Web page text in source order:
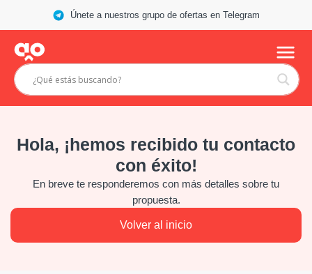
Únete a nuestros grupo de ofertas en Telegram
Hola, ¡hemos recibido tu contacto
con éxito!
En breve te responderemos con más detalles sobre tu
propuesta.
Volver al inicio